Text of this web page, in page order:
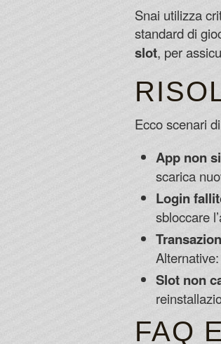
Snai utilizza
standard di
slot, per
Ecco scenari
App non
scarica
Login
sbloccare
Slot non
FAQ